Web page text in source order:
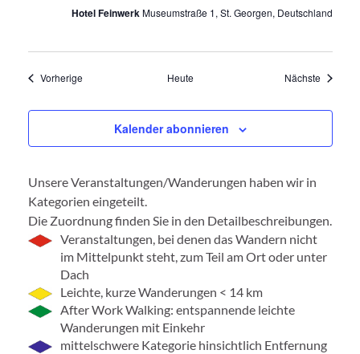
Hotel FeinwerkMuseumstraße 1, St. Georgen, Deutschland
VorherigeVeranstaltungen Heute Nächste
Kalender abonnieren
Unsere Veranstaltungen/Wanderungen haben wir in
Kategorien eingeteilt.
Die Zuordnung finden Sie in den Detailbeschreibungen.
Veranstaltungen, bei denen das Wandern nicht
im Mittelpunkt steht, zum Teil am Ort oder unter
Dach
Leichte, kurze Wanderungen < 14 km
After Work Walking: entspannende leichte
Wanderungen mit Einkehr
mittelschwere Kategorie hinsichtlich Entfernung